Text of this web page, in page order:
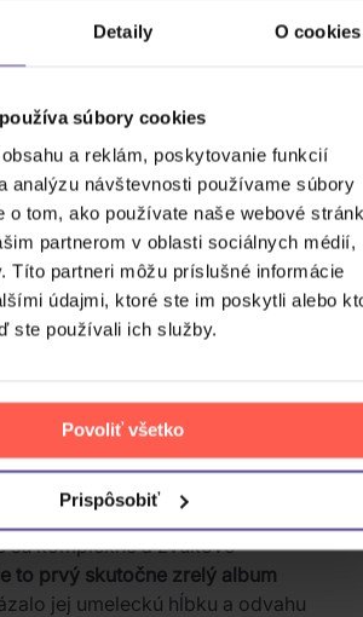
Detaily O cookies
súbory cookies
a reklám, poskytovanie funkcií
analýzu návštevnosti používame súbory
o tom, ako používate naše webové
partnerom v oblasti sociálnych médií,
Títo partneri môžu príslušné informácie
údajmi, ktoré ste im poskytli alebo
ste používali ich služby.
Povoliť všetko
Prispôsobiť
SOME GREAT
24,50 €
DO KOŠÍKA
(1986)
považujú práveBlack Celebration
začiatok vrcholnej éry Depeche
rádiovú priamočiarosť a
melancholickej a goticky
Skladby ako Stripped alebo A
sú komplexné a zvukovo
to prvý skutočne zrelý album
jej umeleckú hĺbku a odvahu